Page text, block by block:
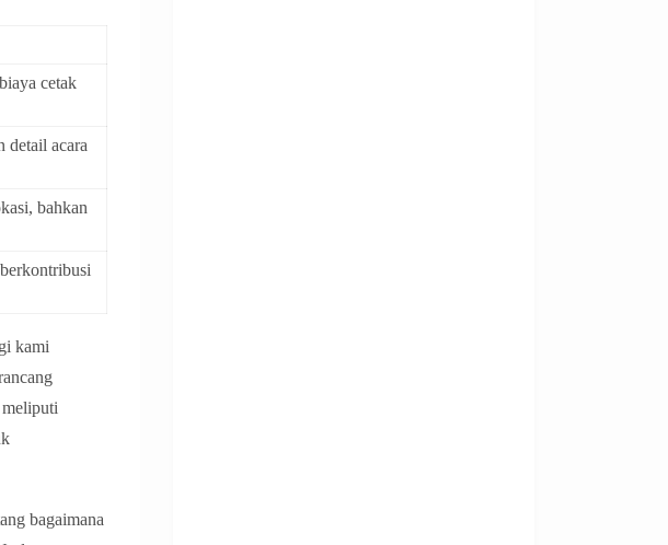
cetak
detail acara
bahkan
kami
bagaimana